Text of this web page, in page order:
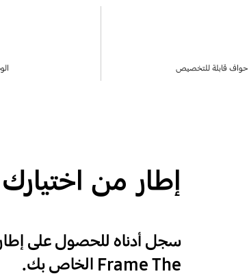
حواف قابلة للتخصيص
إطار من اختيارك
سجل أدناه للحصول على
Frame The الخاص بك.